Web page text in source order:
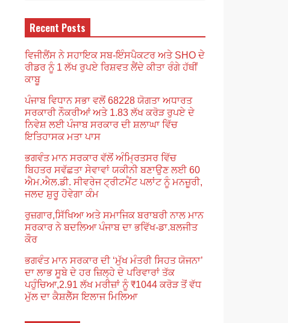
Recent Posts
ਵਿਜੀਲੈਂਸ ਨੇ ਸਹਾਇਕ ਸਬ-ਇੰਸਪੈਕਟਰ ਅਤੇ SHO ਦੇ
ਰੀਡਰ ਨੂੰ 1 ਲੱਖ ਰੁਪਏ ਰਿਸ਼ਵਤ ਲੈਂਦੇ ਕੀਤਾ ਰੰਗੇ ਹੱਥੀਂ
ਕਾਬੂ
ਪੰਜਾਬ ਵਿਧਾਨ ਸਭਾ ਵਲੋਂ 68228 ਯੋਗਤਾ ਅਧਾਰਤ
ਸਰਕਾਰੀ ਨੌਕਰੀਆਂ ਅਤੇ 1.83 ਲੱਖ ਕਰੋੜ ਰੁਪਏ ਦੇ
ਨਿਵੇਸ਼ ਲਈ ਪੰਜਾਬ ਸਰਕਾਰ ਦੀ ਸ਼ਲਾਘਾ ਵਿੱਚ
ਇਤਿਹਾਸਕ ਮਤਾ ਪਾਸ
ਭਗਵੰਤ ਮਾਨ ਸਰਕਾਰ ਵੱਲੋਂ ਅੰਮ੍ਰਿਤਸਰ ਵਿੱਚ
ਬਿਹਤਰ ਸਵੱਛਤਾ ਸੇਵਾਵਾਂ ਯਕੀਨੀ ਬਣਾਉਣ ਲਈ 60
ਐਮ.ਐਲ.ਡੀ. ਸੀਵਰੇਜ ਟ੍ਰੀਟਮੈਂਟ ਪਲਾਂਟ ਨੂੰ ਮਨਜ਼ੂਰੀ,
ਜਲਦ ਸ਼ੁਰੂ ਹੋਵੇਗਾ ਕੰਮ
ਰੁਜ਼ਗਾਰ,ਸਿੱਖਿਆ ਅਤੇ ਸਮਾਜਿਕ ਬਰਾਬਰੀ ਨਾਲ ਮਾਨ
ਸਰਕਾਰ ਨੇ ਬਦਲਿਆ ਪੰਜਾਬ ਦਾ ਭਵਿੱਖ-ਡਾ.ਬਲਜੀਤ
ਕੌਰ
ਭਗਵੰਤ ਮਾਨ ਸਰਕਾਰ ਦੀ ‘ਮੁੱਖ ਮੰਤਰੀ ਸਿਹਤ ਯੋਜਨਾ’
ਦਾ ਲਾਭ ਸੂਬੇ ਦੇ ਹਰ ਜ਼ਿਲ੍ਹੇ ਦੇ ਪਰਿਵਾਰਾਂ ਤੱਕ
ਪਹੁੰਚਿਆ,2.91 ਲੱਖ ਮਰੀਜ਼ਾਂ ਨੂੰ ₹1044 ਕਰੋੜ ਤੋਂ ਵੱਧ
ਮੁੱਲ ਦਾ ਕੈਸ਼ਲੈੱਸ ਇਲਾਜ ਮਿਲਿਆ